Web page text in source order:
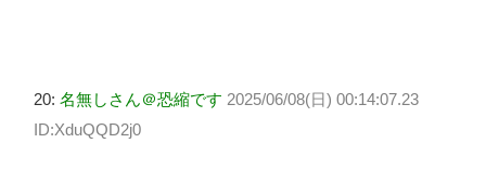
20: 名無しさん＠恐縮です 2025/06/08(日) 00:14:07.23
ID:XduQQD2j0